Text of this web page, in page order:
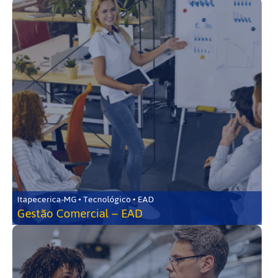
Itapecerica-MG • Tecnológico • EAD
Gestão Comercial – EAD